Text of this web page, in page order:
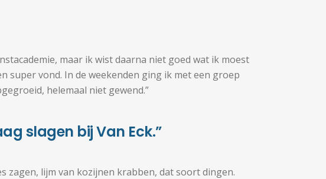
maar ik wist daarna niet goed wat ik moest
super vond. In de weekenden ging ik met een groep
helemaal niet gewend.”
slagen bij Van Eck.”
zagen, lijm van kozijnen krabben, dat soort dingen.